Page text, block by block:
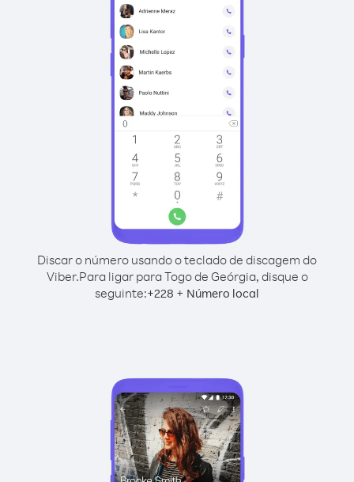
Discar o número usando o teclado de discagem do
Viber.Para ligar para Togo de Geórgia, disque o
seguinte:+228 + Número local